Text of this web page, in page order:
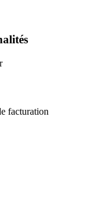
facturation